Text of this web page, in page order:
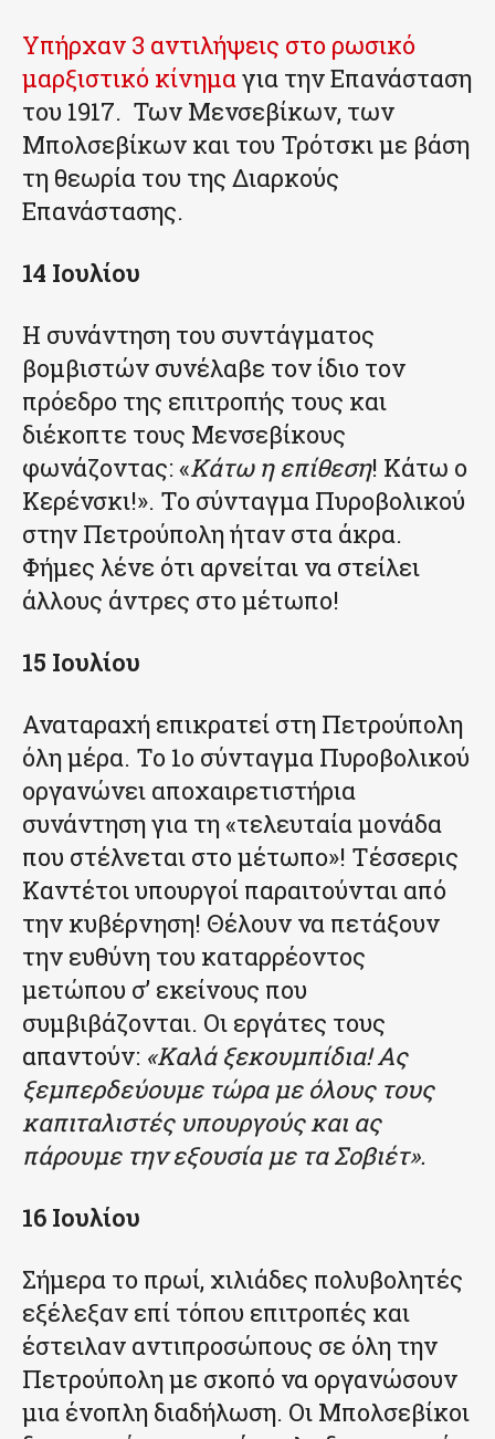
Υπήρχαν 3 αντιλήψεις στο ρωσικό
μαρξιστικό κίνημαγια την Επανάσταση
του 1917. Των Μενσεβίκων, των
Μπολσεβίκων και του Τρότσκι με βάση
τη θεωρία του της Διαρκούς
Επανάστασης.
14 Ιουλίου
Η συνάντηση του συντάγματος
βομβιστών συνέλαβε τον ίδιο τον
πρόεδρο της επιτροπής τους και
διέκοπτε τους Μενσεβίκους
φωνάζοντας: «Κάτω η επίθεση! Κάτω ο
Κερένσκι!». Το σύνταγμα Πυροβολικού
στην Πετρούπολη ήταν στα άκρα.
Φήμες λένε ότι αρνείται να στείλει
άλλους άντρες στο μέτωπο!
15 Ιουλίου
Αναταραχή επικρατεί στη Πετρούπολη
όλη μέρα. Το 1ο σύνταγμα Πυροβολικού
οργανώνει αποχαιρετιστήρια
συνάντηση για τη «τελευταία μονάδα
που στέλνεται στο μέτωπο»! Τέσσερις
Καντέτοι υπουργοί παραιτούνται από
την κυβέρνηση! Θέλουν να πετάξουν
την ευθύνη του καταρρέοντος
μετώπου σ’ εκείνους που
συμβιβάζονται. Οι εργάτες τους
απαντούν: «Καλά ξεκουμπίδια! Ας
ξεμπερδεύουμε τώρα με όλους τους
καπιταλιστές υπουργούς και ας
πάρουμε την εξουσία με τα Σοβιέτ».
16 Ιουλίου
Σήμερα το πρωί, χιλιάδες πολυβολητές
εξέλεξαν επί τόπου επιτροπές και
έστειλαν αντιπροσώπους σε όλη την
Πετρούπολη με σκοπό να οργανώσουν
μια ένοπλη διαδήλωση. Οι Μπολσεβίκοι